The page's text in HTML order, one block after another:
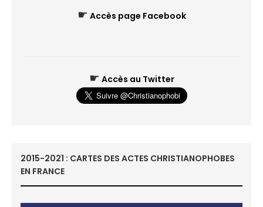
☛ Accès page Facebook
☛ Accès au Twitter
2015-2021 : CARTES DES ACTES CHRISTIANOPHOBES
EN FRANCE